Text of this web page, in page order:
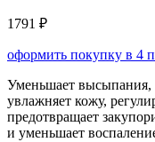
1791 ₽
оформить покупку в 4
Уменьшает высыпания,
увлажняет кожу,
предотвращает
и уменьшает